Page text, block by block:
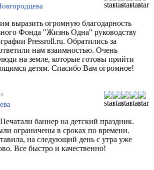
выразить огромную благодарность
Фонда "Жизнь Одна" руководству
Pressroll.ru. Обратились за
нам взаимностью. Очень
на земле, которые готовы прийти
детям. Спасибо Вам огромное!
баннер на детский праздник.
ограничены в сроках по времени.
на следующий день с утра уже
Все быстро и качественно!